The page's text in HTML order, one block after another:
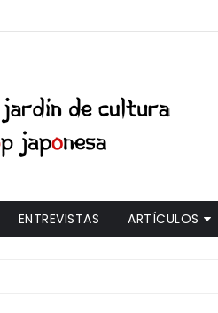
ENTREVISTAS ARTÍCULOS